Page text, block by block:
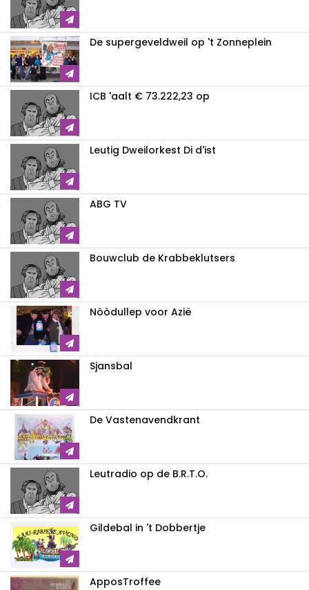
De supergeveldweil op 't Zonneplein
ICB 'aalt € 73.222,23 op
Leutig Dweilorkest Di d'ist
ABG TV
Bouwclub de Krabbeklutsers
Nòòdullep voor Azië
Sjansbal
De Vastenavendkrant
Leutradio op de B.R.T.O.
Gildebal in 't Dobbertje
ApposTroffee